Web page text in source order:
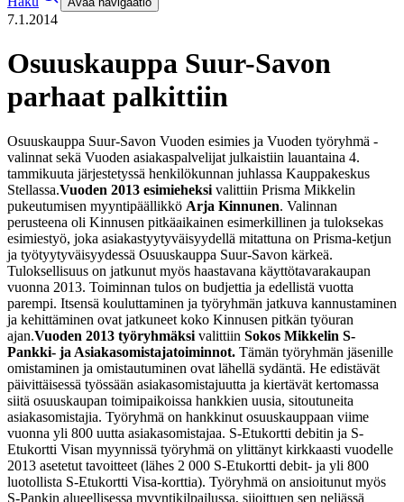
7.1.2014
Osuuskauppa Suur-Savon
parhaat palkittiin
Osuuskauppa Suur-Savon Vuoden esimies ja Vuoden työryhmä -
valinnat sekä Vuoden asiakaspalvelijat julkaistiin lauantaina 4.
tammikuuta järjestetyssä henkilökunnan juhlassa Kauppakeskus
Stellassa.Vuoden 2013 esimieheksi valittiin Prisma Mikkelin
pukeutumisen myyntipäällikkö Arja Kinnunen. Valinnan
perusteena oli Kinnusen pitkäaikainen esimerkillinen ja tuloksekas
esimiestyö, joka asiakastyytyväisyydellä mitattuna on Prisma-ketjun
ja työtyytyväisyydessä Osuuskauppa Suur-Savon kärkeä.
Tuloksellisuus on jatkunut myös haastavana käyttötavarakaupan
vuonna 2013. Toiminnan tulos on budjettia ja edellistä vuotta
parempi. Itsensä kouluttaminen ja työryhmän jatkuva kannustaminen
ja kehittäminen ovat jatkuneet koko Kinnusen pitkän työuran
ajan.Vuoden 2013 työryhmäksi valittiin Sokos Mikkelin S-
Pankki- ja Asiakasomistajatoiminnot. Tämän työryhmän jäsenille
omistaminen ja omistautuminen ovat lähellä sydäntä. He edistävät
päivittäisessä työssään asiakasomistajuutta ja kiertävät kertomassa
siitä osuuskaupan toimipaikoissa hankkien uusia, sitoutuneita
asiakasomistajia. Työryhmä on hankkinut osuuskauppaan viime
vuonna yli 800 uutta asiakasomistajaa. S-Etukortti debitin ja S-
Etukortti Visan myynnissä työryhmä on ylittänyt kirkkaasti vuodelle
2013 asetetut tavoitteet (lähes 2 000 S-Etukortti debit- ja yli 800
luotollista S-Etukortti Visa-korttia). Työryhmä on ansioitunut myös
S-Pankin alueellisessa myyntikilpailussa, sijoittuen sen neljässä